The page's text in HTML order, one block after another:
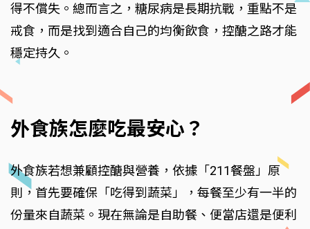
得不償失。總而言之，糖尿病是長期抗戰，重點不是
戒食，而是找到適合自己的均衡飲食，控醣之路才能
穩定持久。
外食族怎麼吃最安心？
外食族若想兼顧控醣與營養，依據「211餐盤」原
則，首先要確保「吃得到蔬菜」，每餐至少有一半的
份量來自蔬菜。現在無論是自助餐、便當店還是便利